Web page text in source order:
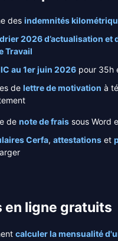
des indemnités
2026 d’actualisation et
Travail
au 1er juin 2026 pour 35h
de lettre de motivation à
de note de frais sous Word
Cerfa, attestations et
en ligne gratuits
calculer la mensualité